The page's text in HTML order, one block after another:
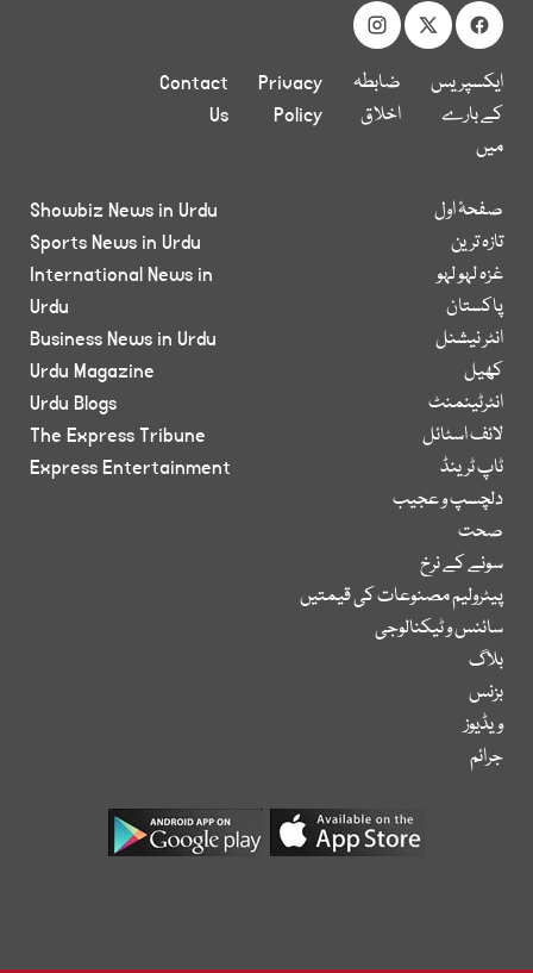
ایکسپریس
کے بارے
میں
ضابطہ
اخلاق
Privacy
Policy
Contact
Us
صفحۂ اول
تازہ ترین
غزہ لہو لہو
پاکستان
انٹر نیشنل
کھیل
انٹرٹینمنٹ
لائف اسٹائل
ٹاپ ٹرینڈ
دلچسپ و عجیب
صحت
سونے کے نرخ
پیٹرولیم مصنوعات کی قیمتیں
سائنس و ٹیکنالوجی
بلاگ
بزنس
ویڈیوز
جرائم
Showbiz News in Urdu
Sports News in Urdu
International News in
Urdu
Business News in Urdu
Urdu Magazine
Urdu Blogs
The Express Tribune
Express Entertainment